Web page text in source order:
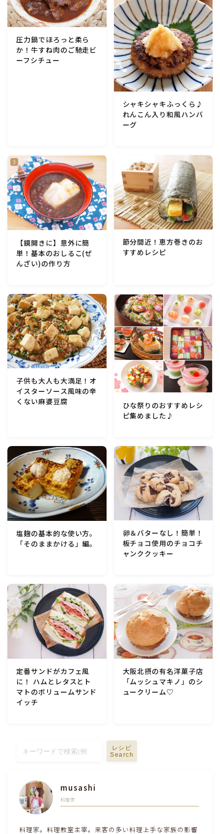
芋類(じゃが芋・さつま芋・里芋・山芋)
もやし・豆苗・たけのこ・せり・ふき・その他山菜料理
和菓子
マクロビスイーツ・自然派おやつ
パン・パンケーキ・スコーン・食事パイ・ケークサレ・
粉もの
米/ご飯料理・もち料理
ハム・ベーコン・ソーセー・・スパム・チーズ料理
豆腐・厚揚げ・油揚げ・納豆・豆類・豆製品料理
缶詰料理(ツナ・サバ・いわし・ホタテ貝柱・コーン
等)
行事食(おせち・ハロウィン・クリスマス・雛祭り・子
お弁当
漬物・ピクルス・保存食・発酵食品
圧力鍋使用の料理
ソース・ドレッシング・たれ・ディップ類
その他食材
テーブルコーディネート・食器・調理器具
住・インテリア・小物・植物
離乳食・キッズメニュー
圧力鍋でほろっと柔ら
か！牛すね肉のご馳走ビ
ーフシチュー
シャキシャキふっくら♪
れんこん入り和風ハンバ
ーグ
【鏡開きに】意外に簡
単！基本のおしるこ(ぜ
んざい)の作り方
節分間近！恵方巻きのお
すすめレシピ
子供も大人も大満足！オ
イスターソース風味の辛
くない麻婆豆腐
ひな祭りのおすすめレシ
ピ集めました♪
塩麹の基本的な使い方。
「そのままかける」編。
卵＆バターなし！簡単！
板チョコ使用のチョコチ
ャンククッキー
定番サンドがカフェ風
に！ ハムとレタスとト
マトのボリュームサンド
イッチ
大阪北摂の有名洋菓子店
「ムッシュマキノ」のシ
ュークリーム♡
レシピ
Search
musashi
料理家
料理家。料理教室主宰。来客の多い料理上手な家族の影響